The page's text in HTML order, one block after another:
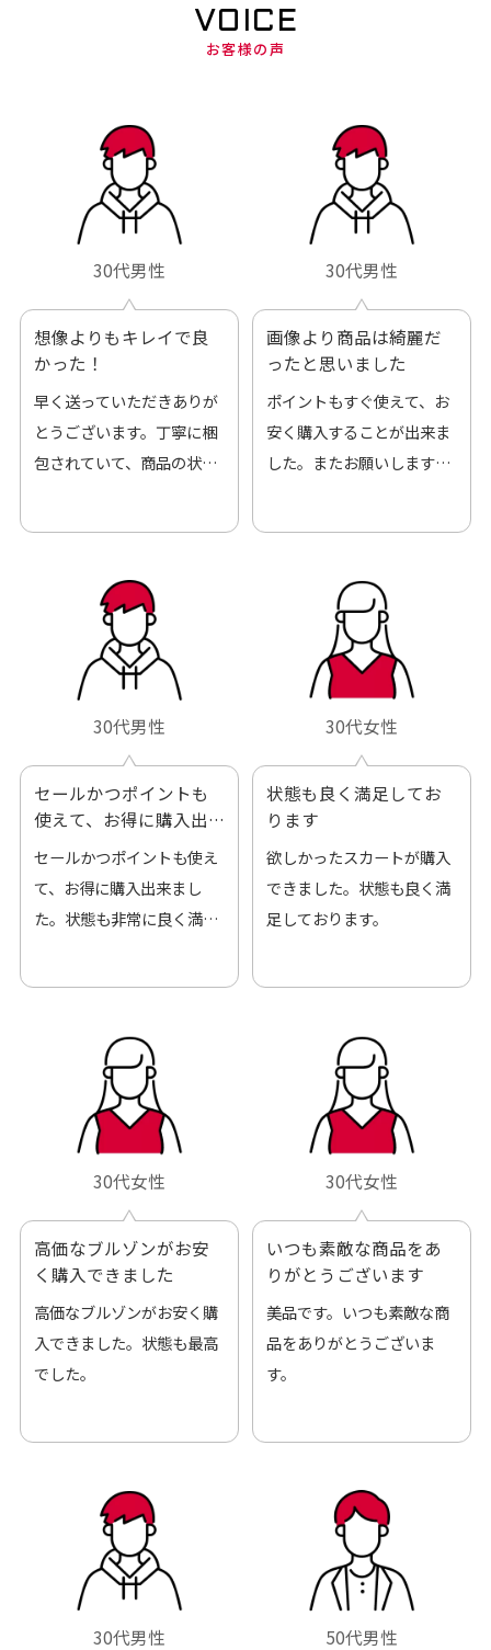
VOICE
お客様の声
30代男性
想像よりもキレイで良
かった！
早く送っていただきありが
とうございます。丁寧に梱
包されていて、商品の状態
30代男性
画像より商品は綺麗だ
ったと思いました
ポイントもすぐ使えて、お
安く購入することが出来ま
した。またお願いします、
30代男性
セールかつポイントも
使えて、お得に購入出
来ました
セールかつポイントも使え
て、お得に購入出来まし
た。状態も非常に良く満足
30代女性
状態も良く満足してお
ります
欲しかったスカートが購入
できました。状態も良く満
足しております。
30代女性
高価なブルゾンがお安
く購入できました
高価なブルゾンがお安く購
入できました。状態も最高
でした。
30代女性
いつも素敵な商品をあ
りがとうございます
美品です。いつも素敵な商
品をありがとうございま
す。
30代男性 50代男性